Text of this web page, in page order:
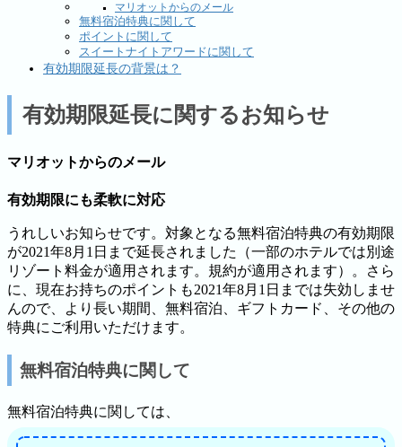
マリオットからのメール
無料宿泊特典に関して
ポイントに関して
スイートナイトアワードに関して
有効期限延長の背景は？
有効期限延長に関するお知らせ
マリオットからのメール
有効期限にも柔軟に対応
うれしいお知らせです。対象となる無料宿泊特典の有効期限
が2021年8月1日まで延長されました（一部のホテルでは別途
リゾート料金が適用されます。規約が適用されます）。さら
に、現在お持ちのポイントも2021年8月1日までは失効しませ
んので、より長い期間、無料宿泊、ギフトカード、その他の
特典にご利用いただけます。
無料宿泊特典に関して
無料宿泊特典に関しては、